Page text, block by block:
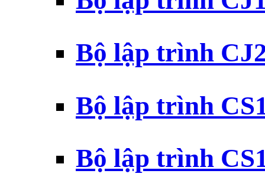
Bộ lập trình
Bộ lập trình
Bộ lập trình